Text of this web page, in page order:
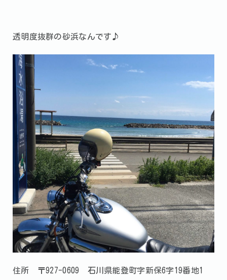
透明度抜群の砂浜なんです♪
住所 〒927-0609 石川県能登町字新保6字19番地1